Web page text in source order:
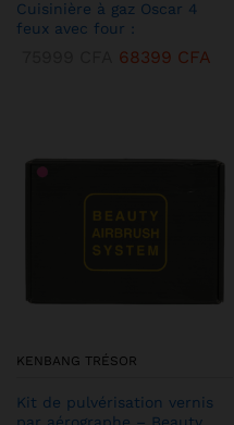
Cuisinière à gaz Oscar 4
feux avec four :
68399 CFA
KENBANG TRÉSOR
Kit de pulvérisation vernis